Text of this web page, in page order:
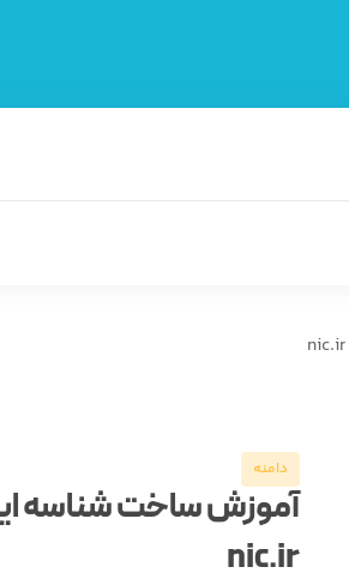
دامنه
آموزش ساخت شناسه
nic.ir